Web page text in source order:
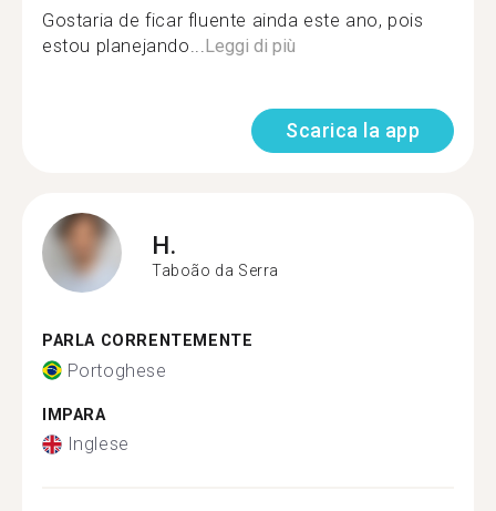
Gostaria de ficar fluente ainda este ano, pois
estou planejando...Leggi di più
Scarica la app
H.
Taboão da Serra
PARLA CORRENTEMENTE
Portoghese
IMPARA
Inglese